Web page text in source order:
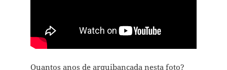
Quantos anos de arquibancada nesta foto?